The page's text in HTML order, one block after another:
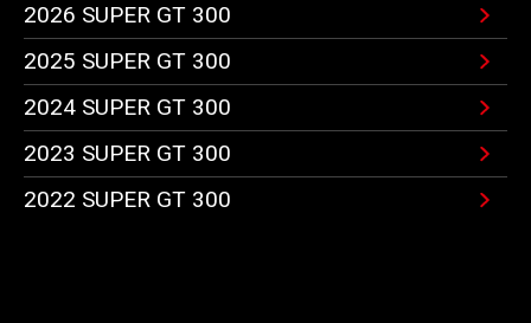
2026 SUPER GT 300
2025 SUPER GT 300
2024 SUPER GT 300
2023 SUPER GT 300
2022 SUPER GT 300